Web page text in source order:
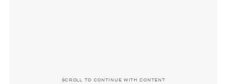
SCROLL TO CONTINUE WITH CONTENT